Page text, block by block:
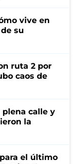
vive en
su
ruta 2 por
caos de
plena calle y
la
el último